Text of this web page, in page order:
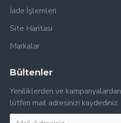
İade İşlemleri
Site Haritası
Markalar
Bültenler
Yeniliklerden ve
lütfen mail adresinizi kaydediniz.